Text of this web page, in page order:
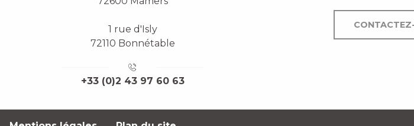
1 rue d'Isly
72110 Bonnétable
+33 (0)2 43 97 60 63